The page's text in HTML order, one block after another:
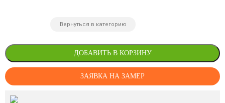
Вернуться в категорию
ДОБАВИТЬ В КОРЗИНУ
ЗАЯВКА НА ЗАМЕР